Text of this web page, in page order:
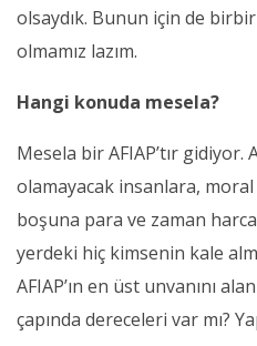
olsaydık. Bunun için de
olmamız lazım.
Hangi konuda mesela?
Mesela bir AFIAP’tır gidiyor.
olamayacak insanlara,
boşuna para ve zaman
yerdeki hiç kimsenin kale
AFIAP’ın en üst unvanını
çapında dereceleri var mı?